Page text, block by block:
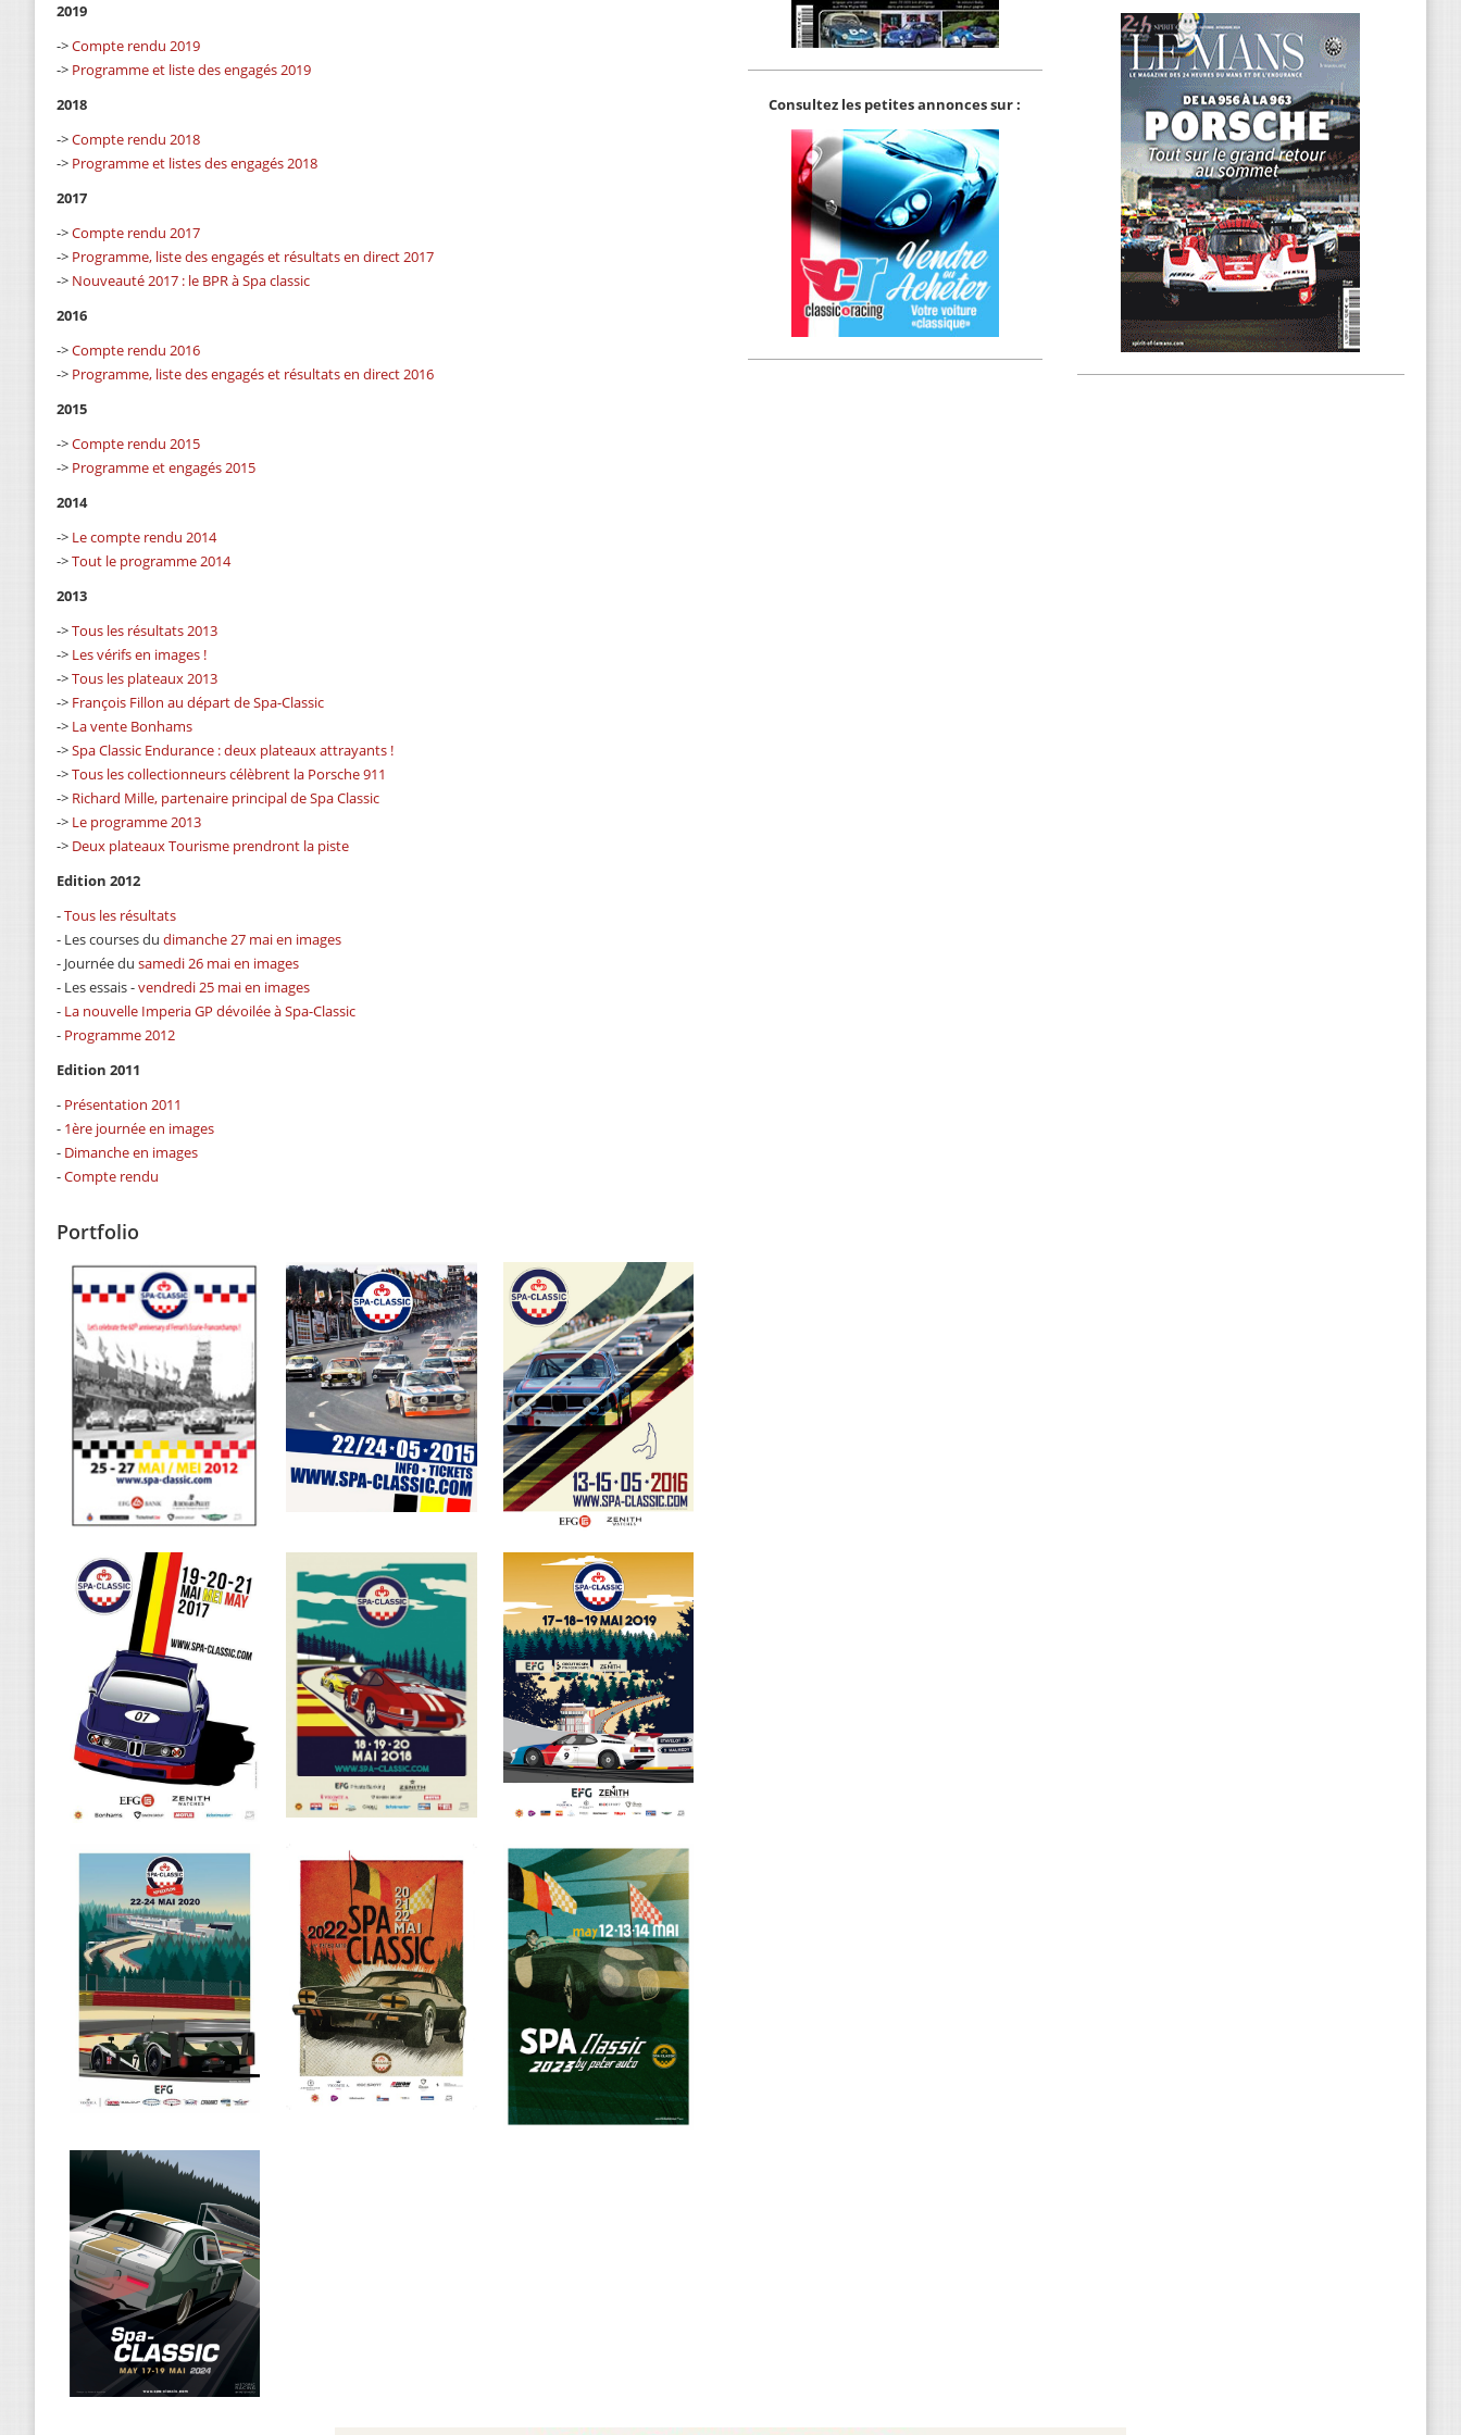
2019
->Compte rendu 2019
-> Programme et liste des engagés 2019
2018
->Compte rendu 2018
-> Programme et listes des engagés 2018
2017
->Compte rendu 2017
-> Programme, liste des engagés et résultats en direct 2017
-> Nouveauté 2017 : le BPR à Spa classic
2016
->Compte rendu 2016
-> Programme, liste des engagés et résultats en direct 2016
2015
->Compte rendu 2015
-> Programme et engagés 2015
2014
-> Le compte rendu 2014
->Tout le programme 2014
2013
->Tous les résultats 2013
-> Les vérifs en images !
->Tous les plateaux 2013
-> François Fillon au départ de Spa-Classic
-> La vente Bonhams
->Spa Classic Endurance : deux plateaux attrayants !
->Tous les collectionneurs célèbrent la Porsche 911
-> Richard Mille, partenaire principal de Spa Classic
-> Le programme 2013
-> Deux plateaux Tourisme prendront la piste
Edition 2012
-Tous les résultats
- Les courses du dimanche 27 mai en images
- Journée du samedi 26 mai en images
- Les essais -vendredi 25 mai en images
- La nouvelle Imperia GP dévoilée à Spa-Classic
- Programme 2012
Edition 2011
- Présentation 2011
- 1ère journée en images
- Dimanche en images
-Compte rendu
Portfolio
Consultez les petites annonces sur :